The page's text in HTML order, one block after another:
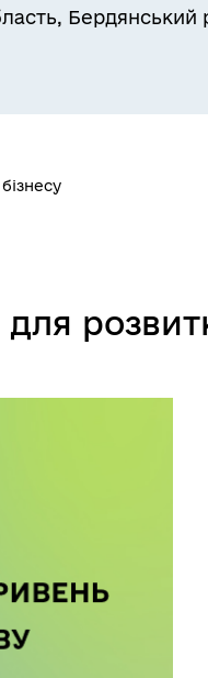
Бердянський